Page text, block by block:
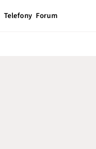
Telefony Forum